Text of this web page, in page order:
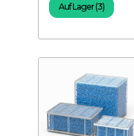
Auf Lager (3)